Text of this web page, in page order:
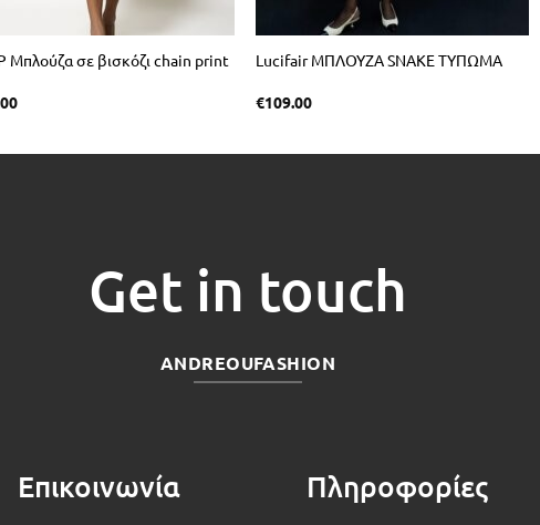
Μπλούζα σε βισκόζι chain print Lucifair ΜΠΛΟΥΖΑ SNAKE ΤΥΠΩΜΑ
€109.00
Get in touch
ANDREOUFASHION
Επικοινωνία Πληροφορίες